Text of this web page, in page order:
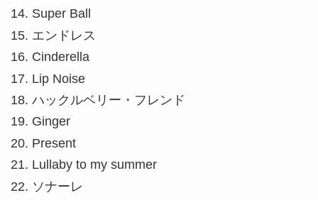
Super Ball
エンドレス
Cinderella
Lip Noise
ハックルベリー・フレンド
Ginger
Present
Lullaby to my summer
ソナーレ